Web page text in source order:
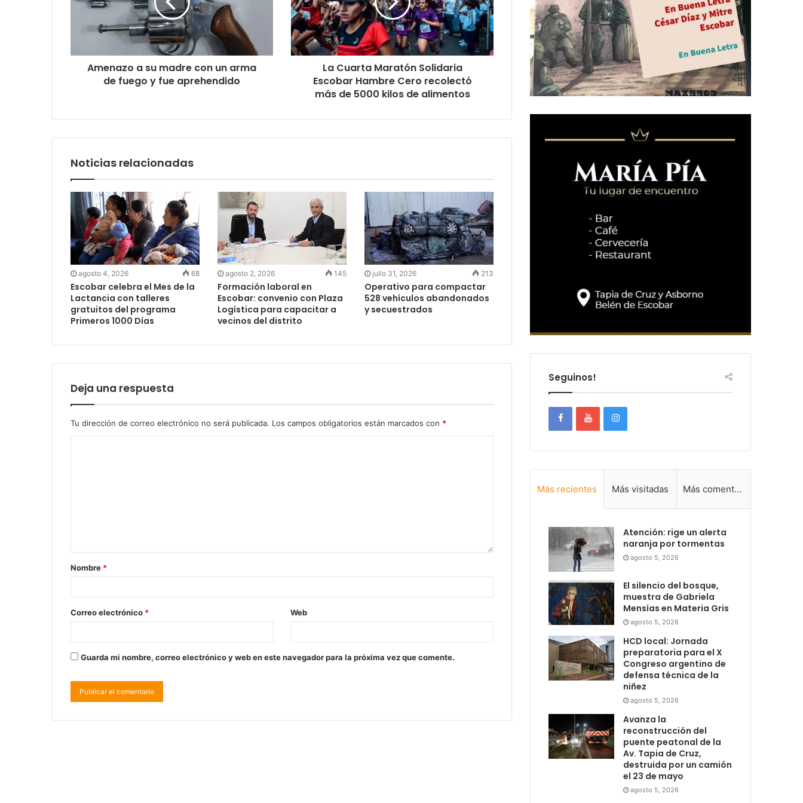
Amenazo a su madre con un arma
de fuego y fue aprehendido
La Cuarta Maratón Solidaria
Escobar Hambre Cero recolectó
más de 5000 kilos de alimentos
Noticias relacionadas
agosto 4, 2026 68
Escobar celebra el Mes de la
Lactancia con talleres
gratuitos del programa
Primeros 1000 Días
agosto 2, 2026 145
Formación laboral en
Escobar: convenio con Plaza
Logística para capacitar a
vecinos del distrito
julio 31, 2026 213
Operativo para compactar
528 vehículos abandonados
y secuestrados
Deja una respuesta
Tu dirección de correo electrónico no será publicada. Los campos obligatorios están marcados con *
Nombre *
Correo electrónico * Web
Guarda mi nombre, correo electrónico y web en este navegador para la próxima vez que comente.
Seguinos!
Más recientes Más visitadas Más comentadas
Atención: rige un alerta
naranja por tormentas
agosto 5, 2026
El silencio del bosque,
muestra de Gabriela
Mensías en Materia Gris
agosto 5, 2026
HCD local: Jornada
preparatoria para el X
Congreso argentino de
defensa técnica de la
niñez
agosto 5, 2026
Avanza la
reconstrucción del
puente peatonal de la
Av. Tapia de Cruz,
destruida por un camión
el 23 de mayo
agosto 5, 2026